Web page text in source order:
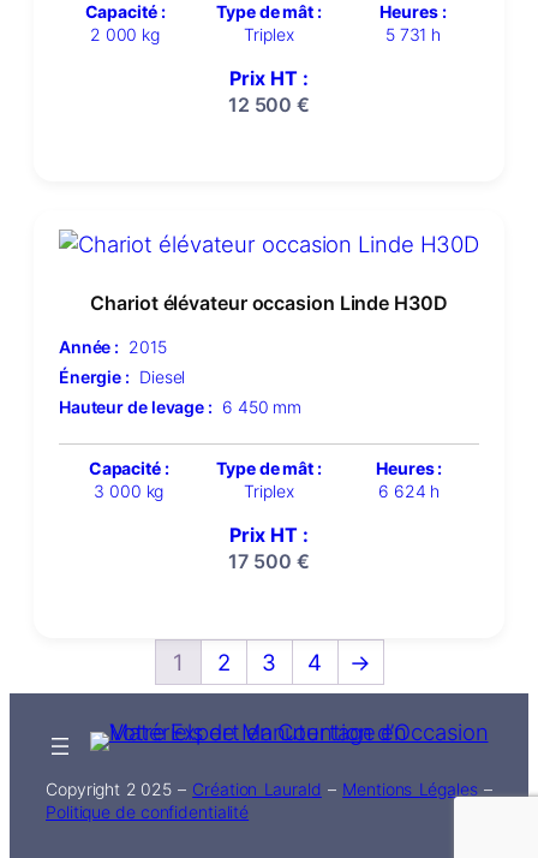
Capacité :
2 000 kg
Type de mât :
Triplex
Heures :
5 731 h
Prix HT :
12 500€
Chariot élévateur occasion Linde H30D
Année : 2015
Énergie : Diesel
Hauteur de levage : 6 450 mm
Capacité :
3 000 kg
Type de mât :
Triplex
Heures :
6 624 h
Prix HT :
17 500 €
1 2 3 4 →
Copyright 2 025 – Création Laurald – Mentions Légales–
Politique de confidentialité